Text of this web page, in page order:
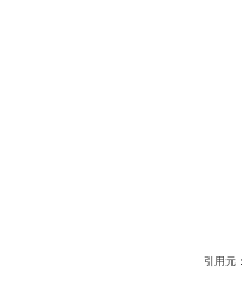
引用元：